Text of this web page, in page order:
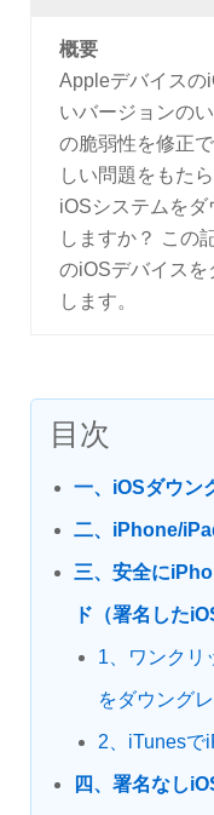
概要
Appleデバイスの
いバージョンの
の脆弱性を修正
しい問題をもた
iOSシステムをダ
しますか？ この
のiOSデバイスを
します。
目次
一、iOSダウン
二、iPhone/
三、安全に
ド（署名した
1、ワンクリ
をダウング
2、iTunesで
四、署名なし